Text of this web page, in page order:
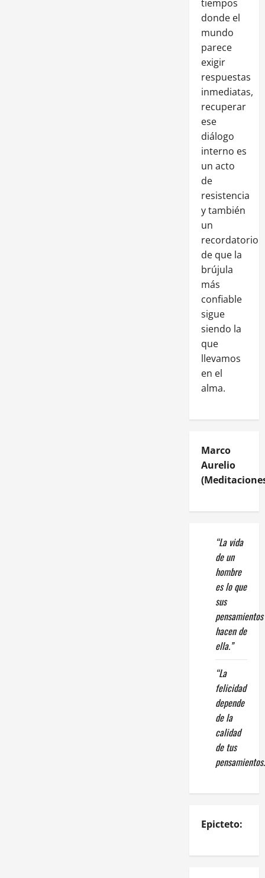
tiempos
donde el
mundo
parece
exigir
respuestas
inmediatas,
recuperar
ese
diálogo
interno es
un acto
de
resistencia
y también
un
recordatorio
de que la
brújula
más
confiable
sigue
siendo la
que
llevamos
en el
alma.
Marco
Aurelio
“La vida
de un
hombre
es lo que
sus
pensamientos
hacen de
ella.”
“La
felicidad
depende
de la
calidad
de tus
Epicteto: